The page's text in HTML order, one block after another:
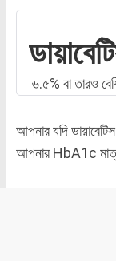
৬.৫% বা তারও
আপনার যদি
আপনার HbA1c